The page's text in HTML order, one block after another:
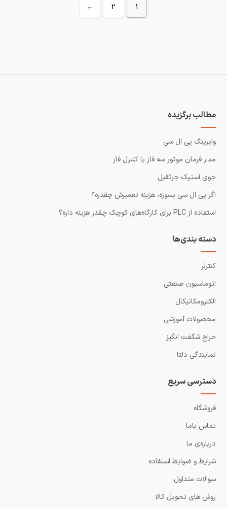
1
2
←
مطالب برگزیده
وایرینگ پی ال سی
مدار فرمان موتور سه فاز با کنترل فاز
جوی استیک جرثقیل
اگر پی ال سی بسوزه، هزینه تعمیرش چقدره؟
استفاده از PLC برای کارگاه‌های کوچک چقدر هزینه داره؟
دسته بندی‌ها
کنترلر
اتوماسیون صنعتی
الکترومکانیکال
محصولات آموزشی
حراج شگفت انگیز
نمایندگی دلتا
دسترسی سریع
فروشگاه
تماس باما
درباره‌ی ما
شرایط و ضوابط استفاده
سوالات متداول
روش های تحویل کالا